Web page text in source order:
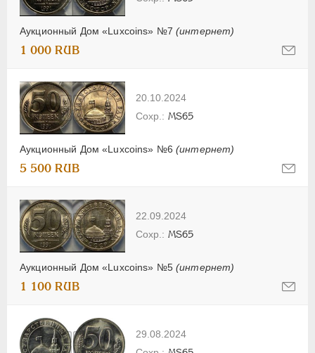
Аукционный Дом «Luxcoins» №7(интернет)
1 000 RUB
20.10.2024
Аукционный Дом «Luxcoins» №6(интернет)
MS65
5 500 RUB
22.09.2024
Аукционный Дом «Luxcoins» №5(интернет)
MS65
1 100 RUB
29.08.2024